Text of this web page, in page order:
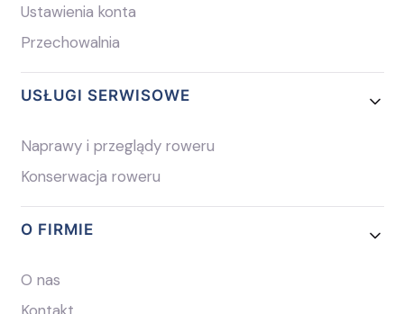
Ustawienia konta
Przechowalnia
USŁUGI SERWISOWE
Naprawy i przeglądy roweru
Konserwacja roweru
O FIRMIE
O nas